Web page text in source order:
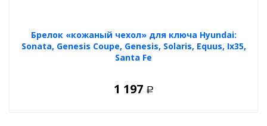
Брелок «кожаный чехол» для ключа Hyundai:
Sonata, Genesis Coupe, Genesis, Solaris, Equus, Ix35,
Santa Fe
1 197 Р